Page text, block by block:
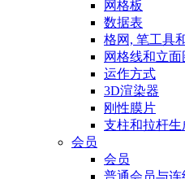
网格板
数据表
格网, 笔工具
网格线和立面
运作方式
3D渲染器
刚性膜片
支柱和拉杆生
会员
会员
普通会员与连